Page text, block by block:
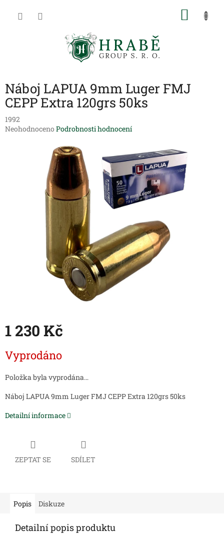
Náboj LAPUA 9mm Luger FMJ
CEPP Extra 120grs 50ks
1992
Průměrné
Neohodnoceno Podrobnosti hodnocení
1 230 Kč
cena:
Vyprodáno
Položka byla vyprodána…
Náboj LAPUA 9mm Luger FMJ CEPP Extra 120grs 50ks
Detailní informace
ZEPTAT SE SDÍLET
Popis Diskuze
Detailní popis produktu